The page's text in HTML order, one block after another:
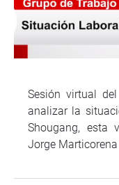
Sesión virtual
analizar la
Shougang, esta
Jorge